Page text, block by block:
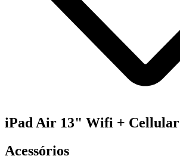
iPad Air 13" Wifi + Cellular
Acessórios